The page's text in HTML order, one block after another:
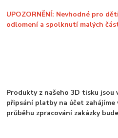
UPOZORNĚNÍ: Nevhodné pro
odlomení a spolknutí malých
Produkty z našeho 3D tisku jsou
připsání platby na účet zahájíme
průběhu zpracování zakázky